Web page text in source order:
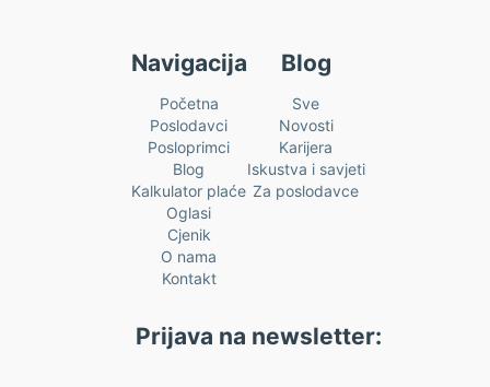
Navigacija
Početna
Poslodavci
Posloprimci
Blog
Kalkulator plaće
Oglasi
Cjenik
O nama
Kontakt
Blog
Sve
Novosti
Karijera
Iskustva i savjeti
Za poslodavce
Prijava na newsletter: